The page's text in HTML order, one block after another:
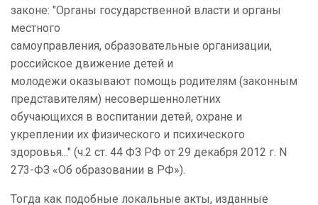
законе: "Органы государственной власти и органы
местного
самоуправления, образовательные организации,
российское движение детей и
молодежи оказывают помощь родителям (законным
представителям) несовершеннолетних
обучающихся в воспитании детей, охране и
укреплении их физического и психического
здоровья..." (ч.2 ст. 44 ФЗ РФ от 29 декабря 2012 г. N
273-ФЗ «Об образовании в РФ»).
Тогда как подобные локальные акты, изданные